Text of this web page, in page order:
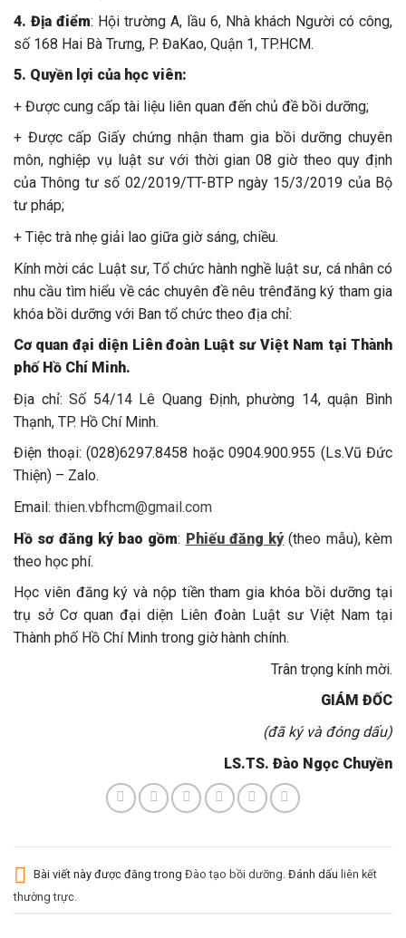
4. Địa điểm: Hội trường A, lầu 6, Nhà khách Người có công,
số 168 Hai Bà Trưng, P. ĐaKao, Quận 1, TP.HCM.
5. Quyền lợi của học viên:
+ Được cung cấp tài liệu liên quan đến chủ đề bồi dưỡng;
+ Được cấp Giấy chứng nhận tham gia bồi dưỡng chuyên
môn, nghiệp vụ luật sư với thời gian 08 giờ theo quy định
của Thông tư số 02/2019/TT-BTP ngày 15/3/2019 của Bộ
tư pháp;
+ Tiệc trà nhẹ giải lao giữa giờ sáng, chiều.
Kính mời các Luật sư, Tổ chức hành nghề luật sư, cá nhân có
nhu cầu tìm hiểu về các chuyên đề nêu trênđăng ký tham gia
khóa bồi dưỡng với Ban tổ chức theo địa chỉ:
Cơ quan đại diện Liên đoàn Luật sư Việt Nam tại Thành
phố Hồ Chí Minh.
Địa chỉ: Số 54/14 Lê Quang Định, phường 14, quận Bình
Thạnh, TP. Hồ Chí Minh.
Điện thoại: (028)6297.8458 hoặc 0904.900.955 (Ls.Vũ Đức
Thiện) – Zalo.
Email: thien.vbfhcm@gmail.com
Hồ sơ đăng ký bao gồm: Phiếu đăng ký (theo mẫu), kèm
theo học phí.
Học viên đăng ký và nộp tiền tham gia khóa bồi dưỡng tại
trụ sở Cơ quan đại diện Liên đoàn Luật sư Việt Nam tại
Thành phố Hồ Chí Minh trong giờ hành chính.
Trân trọng kính mời.
GIÁM ĐỐC
(đã ký và đóng dấu)
LS.TS. Đào Ngọc Chuyền
Bài viết này được đăng trong Đào tạo bồi dưỡng . Đánh dấu liên kết
thường trực